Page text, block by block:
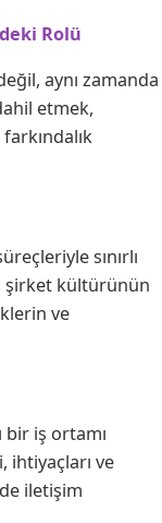
Rolü
aynı zamanda
etmek,
sınırlı
şirket kültürünün
ve
bir iş ortamı
ve
iletişim